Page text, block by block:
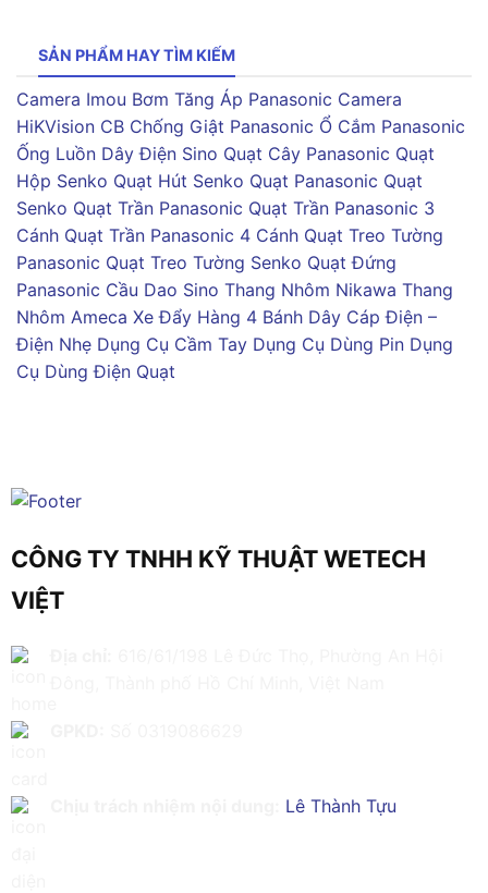
SẢN PHẨM HAY TÌM KIẾM
Camera Imou Bơm Tăng Áp Panasonic Camera
HiKVision CB Chống Giật Panasonic Ổ Cắm Panasonic
Ống Luồn Dây Điện Sino Quạt Cây Panasonic Quạt
Hộp Senko Quạt Hút Senko Quạt Panasonic Quạt
Senko Quạt Trần Panasonic Quạt Trần Panasonic 3
Cánh Quạt Trần Panasonic 4 Cánh Quạt Treo Tường
Panasonic Quạt Treo Tường Senko Quạt Đứng
Panasonic Cầu Dao Sino Thang Nhôm Nikawa Thang
Nhôm Ameca Xe Đẩy Hàng 4 Bánh Dây Cáp Điện –
Điện Nhẹ Dụng Cụ Cầm Tay Dụng Cụ Dùng Pin Dụng
Cụ Dùng Điện Quạt
CÔNG TY TNHH KỸ THUẬT WETECH
VIỆT
Lê Thành Tựu